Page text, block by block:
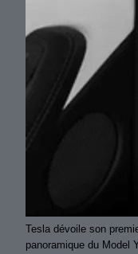
Tesla dévoile son
panoramique du Model